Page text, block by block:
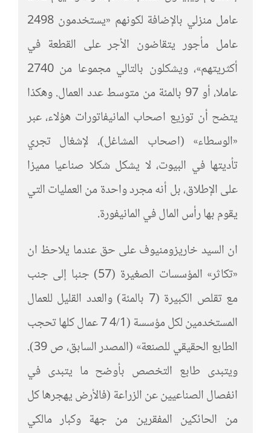
عامل منزلي بالإضافة لكونهم «يستخدمون 2498
عامل مأجور يتقاضون الأجر على القطعة في
أكثريتهم»، ويشكلون بالتالي مجموعا من 2740
عاملا، أو 97 بالمئة من متوسط عدد العمال. وهكذا
يتضح أن توزيع اصحاب المانيفاتورات هؤلاء، عبر
«الوسطاء» (اصحاب المشاغل)، لإشغال تجري
تأديتها في البيوت، لا يشكل شكلا صناعيا مميزا
على الإطلاق، بل أنه مجرد واحدة من العمليات التي
يقوم بها رأس المال في المانيفورة.
ان السيد خاريزومنيوف على حق عندما يلاحظ ان
«تكاثر» المؤسسات الصغيرة (57) جنبا إلى جنب
مع تقلص الكبيرة (7 بالمئة) والعدد القليل للعمال
المستخدمين لكل مؤسسة (4/1 7 عمال كلها تحجب
الطابع الحقيقي للصنعة» (المصدر السابق، ص 39).
ويتبدى طابع التخصص بأوضح ما يتبدى في
انفصال الصناعيين عن الزراعة (فالأرض يهجرها كل
من الحائكين المفقرين من جهة وكبار مالكي